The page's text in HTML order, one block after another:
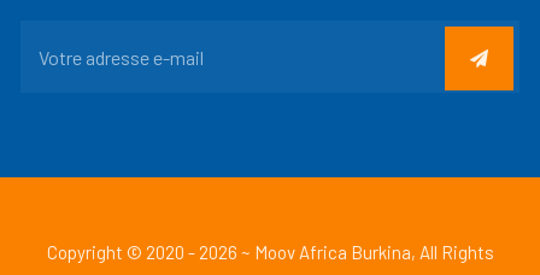
Copyright © 2020 - 2026 ~ Moov Africa Burkina, All Rights